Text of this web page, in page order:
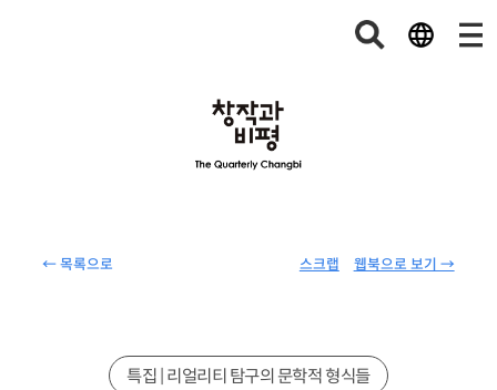
← 목록으로 웹북으로 보기 →
스크랩
특집 | 리얼리티 탐구의 문학적 형식들